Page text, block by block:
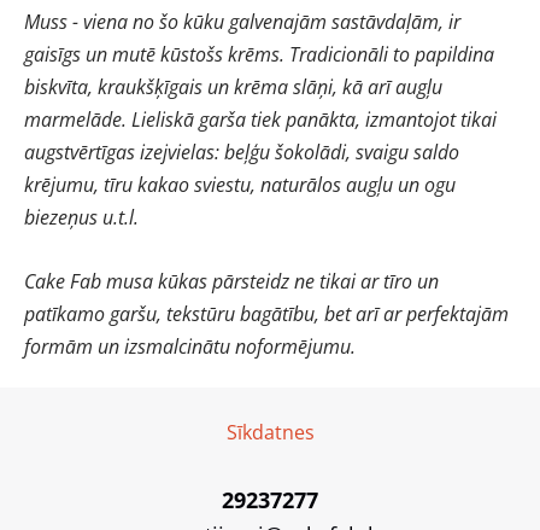
Muss - viena no šo kūku galvenajām sastāvdaļām, ir
gaisīgs un mutē kūstošs krēms. Tradicionāli to papildina
biskvīta, kraukšķīgais un krēma slāņi, kā arī augļu
marmelāde. Lieliskā garša tiek panākta, izmantojot tikai
augstvērtīgas izejvielas: beļģu šokolādi, svaigu saldo
krējumu, tīru kakao sviestu, naturālos augļu un ogu
biezeņus u.t.l.
Cake Fab musa kūkas pārsteidz ne tikai ar tīro un
patīkamo garšu, tekstūru bagātību, bet arī ar perfektajām
formām un izsmalcinātu noformējumu.
Sīkdatnes
29237277